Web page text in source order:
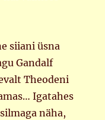
siiani üsna
Gandalf
Theodeni
Igatahes
näha,